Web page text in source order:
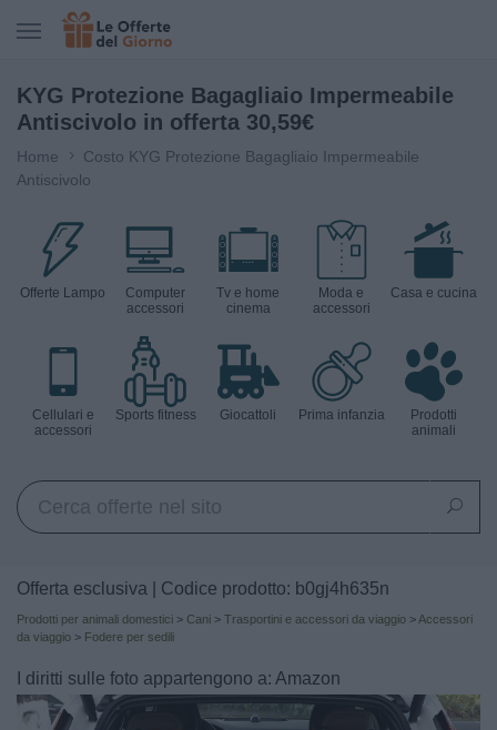
KYG Protezione Bagagliaio Impermeabile
Antiscivolo in offerta 30,59€
Home
Costo KYG Protezione Bagagliaio Impermeabile
Antiscivolo
Offerte Lampo
Computer
accessori
Tv e home
cinema
Moda e
accessori
Casa e cucina
Cellulari e
accessori
Sports fitness Giocattoli Prima infanzia
Prodotti
animali
Offerta esclusiva | Codice prodotto: b0gj4h635n
Prodotti per animali domestici > Cani > Trasportini e accessori da viaggio > Accessori
da viaggio > Fodere per sedili
I diritti sulle foto appartengono a: Amazon